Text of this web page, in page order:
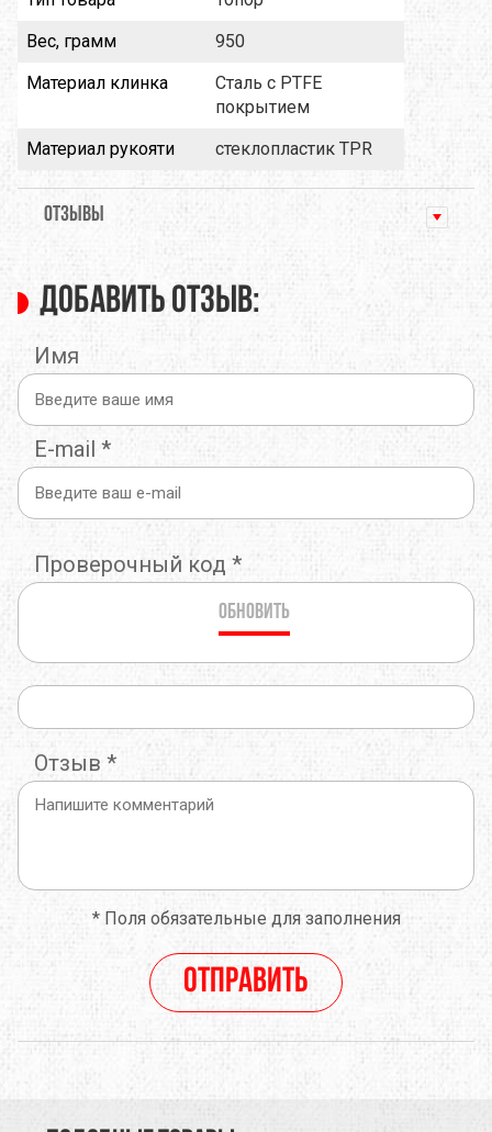
Вес, грамм
950
Материал клинка
Сталь с PTFE
покрытием
Материал рукояти
стеклопластик TPR
ОТЗЫВЫ
Добавить отзыв:
Имя
E-mail *
Проверочный код *
Обновить
Отзыв *
*Поля обязательные для заполнения
Отправить